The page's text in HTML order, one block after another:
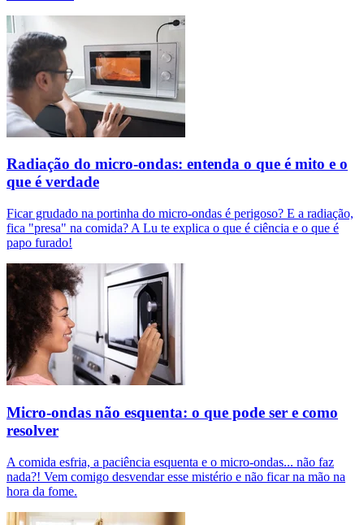
Radiação do micro-ondas: entenda o que é mito e o
que é verdade
Ficar grudado na portinha do micro-ondas é perigoso? E a radiação,
fica "presa" na comida? A Lu te explica o que é ciência e o que é
papo furado!
Micro-ondas não esquenta: o que pode ser e como
resolver
A comida esfria, a paciência esquenta e o micro-ondas... não faz
nada?! Vem comigo desvendar esse mistério e não ficar na mão na
hora da fome.